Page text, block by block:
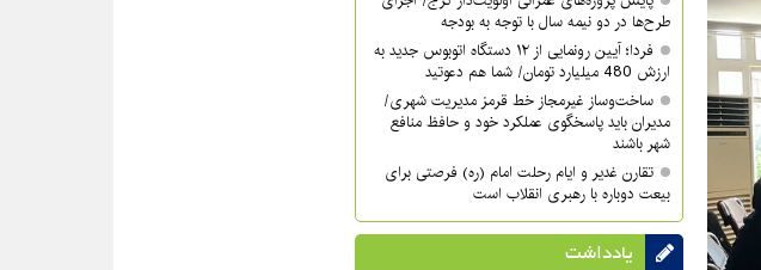
طرح‌ها در دو نیمه سال با توجه به بودجه
فردا؛ آیین رونمایی از ۱۲ دستگاه اتوبوس جدید به
ارزش 480 میلیارد تومان/ شما هم دعوتید
ساخت‌وساز غیرمجاز خط قرمز مدیریت شهری‌/
مدیران باید پاسخگوی عملکرد خود و حافظ منافع
شهر باشند
تقارن غدیر و ایام رحلت امام (ره) فرصتی برای
بیعت دوباره با رهبری انقلاب است
یادداشت